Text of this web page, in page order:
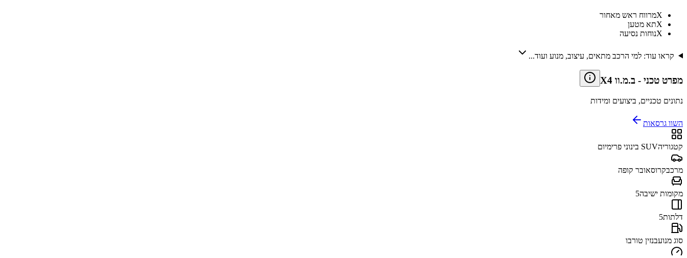
Xמרווח ראש מאחור
Xתא מטען
Xנוחות נסיעה
קראו עוד: למי הרכב מתאים, עיצוב, מנוע ועוד...
מפרט טכני - ב.מ.וו X4
נתונים טכניים, ביצועים ומידות
השוו גרסאות
קטגוריהSUV בינוני פרימיום
מרכבקרוסאובר קופה
מקומות ישיבה5
דלתות5
סוג מנועבנזין טורבו